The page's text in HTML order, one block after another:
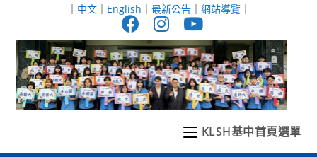
至
｜ 中文｜ English ｜ 最新公告｜ 網站導覽｜
KLSH基中首頁選單